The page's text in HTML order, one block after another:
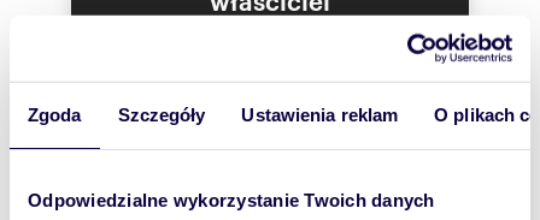
Zgoda Szczegóły Ustawienia reklam O plikach
Odpowiedzialne wykorzystanie Twoich danych
Tobą
skontaktował!